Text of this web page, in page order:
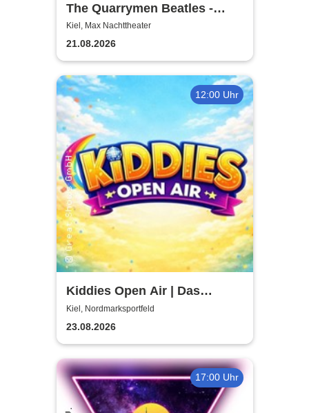
The Quarrymen Beatles -
Beatlemania is back
Kiel, Max Nachttheater
21.08.2026
12:00 Uhr
Kiddies Open Air | Das
Kinder- & Familienfestival in
Kiel
Kiel, Nordmarksportfeld
23.08.2026
17:00 Uhr